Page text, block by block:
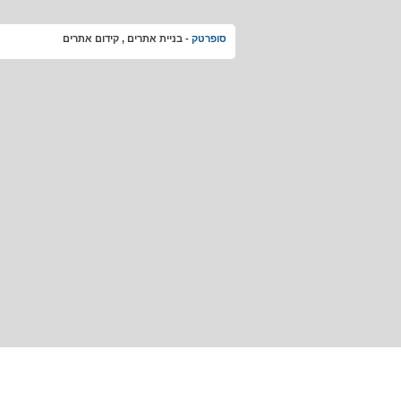
סופרטק -בניית אתרים ,קידום אתרים